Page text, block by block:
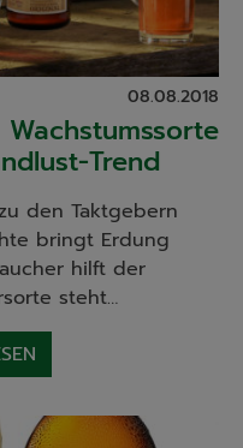
08.08.2018
Trend
den Taktgebern
bringt Erdung
hilft der
steht…